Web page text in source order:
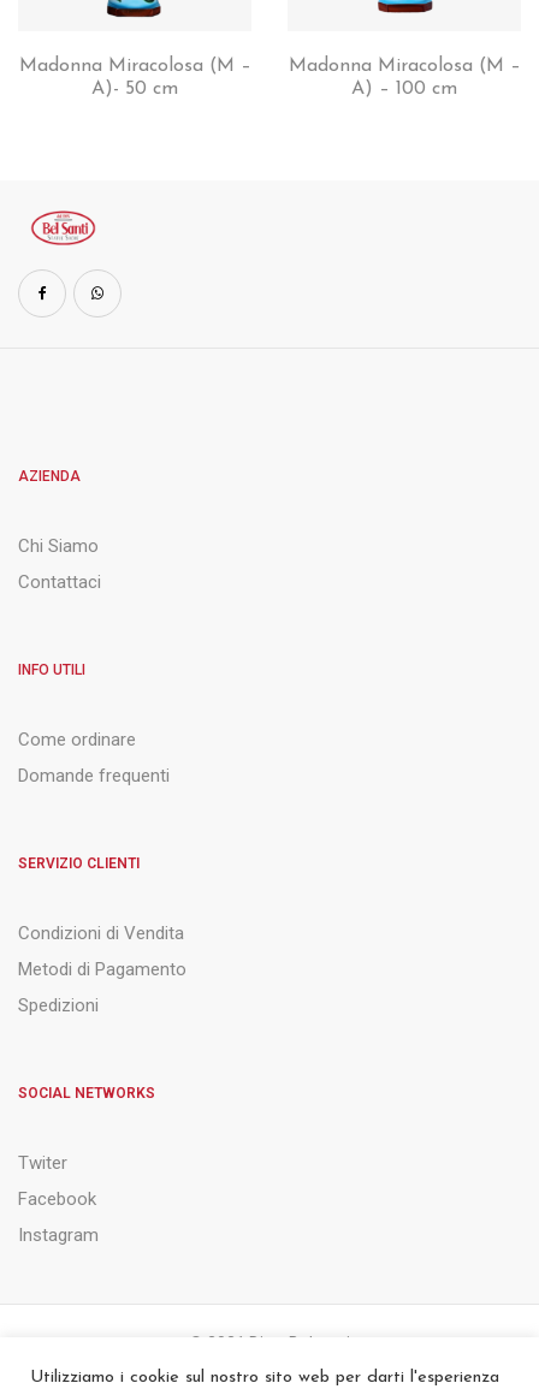
Madonna Miracolosa (M –
A)- 50 cm
Madonna Miracolosa (M –
A) – 100 cm
AZIENDA
Chi Siamo
Contattaci
INFO UTILI
Come ordinare
Domande frequenti
SERVIZIO CLIENTI
Condizioni di Vendita
Metodi di Pagamento
Spedizioni
SOCIAL NETWORKS
Twiter
Facebook
Instagram
© 2021 Ditta Belsanti
Utilizziamo i cookie sul nostro sito web per darti l'esperienza